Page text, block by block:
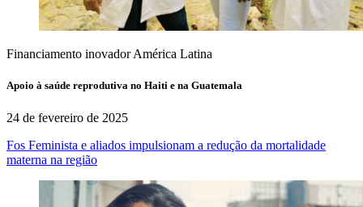
Financiamento inovador América Latina
Apoio à saúde reprodutiva no Haiti e na Guatemala
24 de fevereiro de 2025
Fos Feminista e aliados impulsionam a redução da mortalidade
materna na região